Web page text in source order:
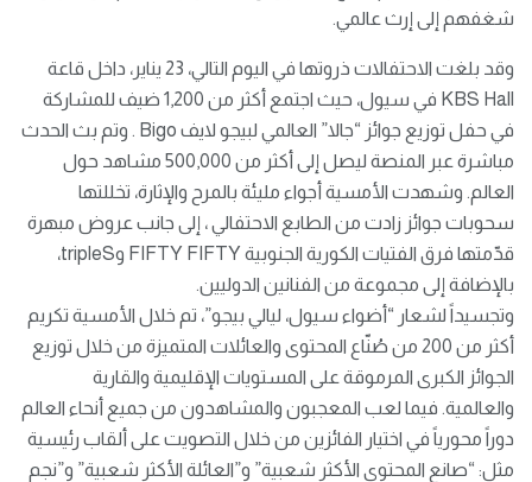
شغفهم إلى إرث عالمي.
وقد بلغت الاحتفالات ذروتها في اليوم التالي، 23 يناير، داخل قاعة
KBS Hall في سيول، حيث اجتمع أكثر من 1,200 ضيف للمشاركة
في حفل توزيع جوائز “جالا” العالمي لبيجو لايف Bigo . وتم بث الحدث
مباشرة عبر المنصة ليصل إلى أكثر من 500,000 مشاهد حول
العالم. وشهدت الأمسية أجواء مليئة بالمرح والإثارة، تخللتها
سحوبات جوائز زادت من الطابع الاحتفالي ، إلى جانب عروض مبهرة
قدّمتها فرق الفتيات الكورية الجنوبية FIFTY FIFTY وtripleS،
بالإضافة إلى مجموعة من الفنانين الدوليين.
وتجسيداً لشعار “أضواء سيول، ليالي بيجو”، تم خلال الأمسية تكريم
أكثر من 200 من صُنّاع المحتوى والعائلات المتميزة من خلال توزيع
الجوائز الكبرى المرموقة على المستويات الإقليمية والقارية
والعالمية. فيما لعب المعجبون والمشاهدون من جميع أنحاء العالم
دوراً محورياً في اختيار الفائزين من خلال التصويت على ألقاب رئيسية
مثل: “صانع المحتوى الأكثر شعبية” و”العائلة الأكثر شعبية” و”نجم